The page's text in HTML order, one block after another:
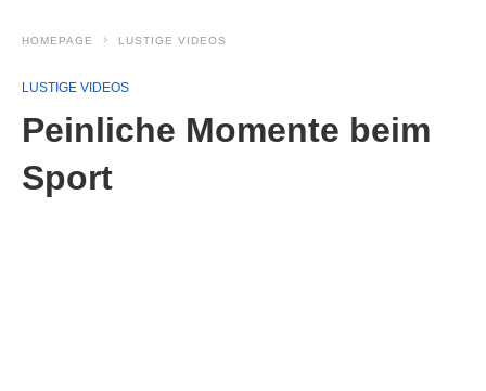
HOMEPAGE LUSTIGE VIDEOS
LUSTIGE VIDEOS
Peinliche Momente beim
Sport